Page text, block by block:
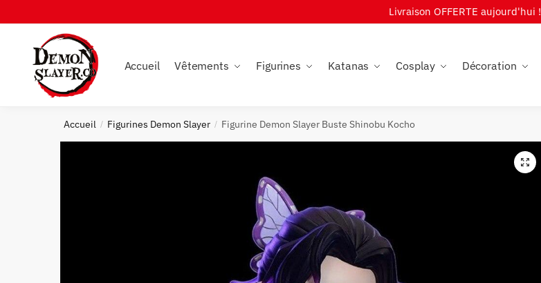
to
navigation
to
Livraison OFFERTE aujourd'hui !
Accueil Vêtements Figurines Katanas Cosplay Décoration
Accueil / Figurines Demon Slayer / Figurine Demon Slayer Buste Shinobu Kocho
🔍